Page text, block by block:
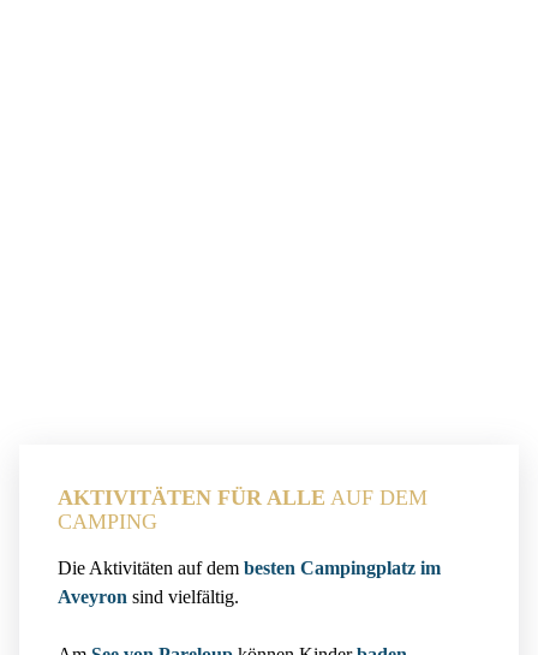
AKTIVITÄTEN FÜR ALLE AUF DEM
CAMPING
Die Aktivitäten auf dem besten Campingplatz im
Aveyron sind vielfältig.